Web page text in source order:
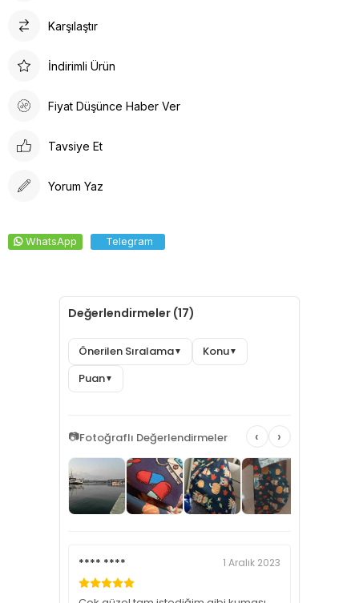
Karşılaştır
İndirimli Ürün
Fiyat Düşünce Haber Ver
Tavsiye Et
Yorum Yaz
WhatsApp Telegram
Değerlendirmeler (17)
Önerilen Sıralama▼ Konu▼
Puan▼
📷Fotoğraflı Değerlendirmeler ‹ ›
**** **** 1 Aralık 2023